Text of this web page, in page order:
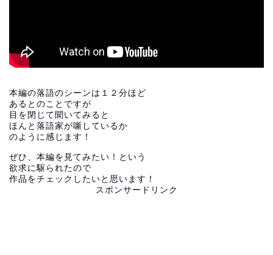
本編の落語のシーンは１２分ほど
あるとのことですが
目を閉じて聞いてみると
ほんと落語家が噺しているか
のように感じます！
ぜひ、本編を見てみたい！という
欲求に駆られたので
作品をチェックしたいと思います！
スポンサードリンク